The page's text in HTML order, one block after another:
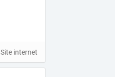
Site internet